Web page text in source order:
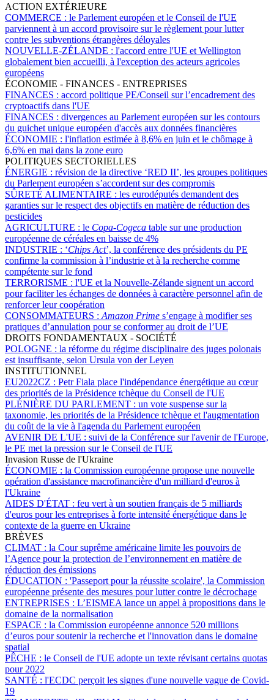
ACTION EXTÉRIEURE
COMMERCE : le Parlement européen et le Conseil de l'UE
parviennent à un accord provisoire sur le règlement pour lutter
contre les subventions étrangères déloyales
NOUVELLE-ZÉLANDE : l'accord entre l'UE et Wellington
globalement bien accueilli, à l'exception des acteurs agricoles
européens
ÉCONOMIE - FINANCES - ENTREPRISES
FINANCES : accord politique PE/Conseil sur l’encadrement des
cryptoactifs dans l'UE
FINANCES : divergences au Parlement européen sur les contours
du guichet unique européen d'accès aux données financières
ÉCONOMIE : l'inflation estimée à 8,6% en juin et le chômage à
6,6% en mai dans la zone euro
POLITIQUES SECTORIELLES
ÉNERGIE : révision de la directive ‘RED II’, les groupes politiques
du Parlement européen s’accordent sur des compromis
SÛRETÉ ALIMENTAIRE : les eurodéputés demandent des
garanties sur le respect des objectifs en matière de réduction des
pesticides
AGRICULTURE : le Copa-Cogeca table sur une production
européenne de céréales en baisse de 4%
INDUSTRIE : ‘Chips Act’, la conférence des présidents du PE
confirme la commission à l’industrie et à la recherche comme
compétente sur le fond
TERRORISME : l'UE et la Nouvelle-Zélande signent un accord
pour faciliter les échanges de données à caractère personnel afin de
renforcer leur coopération
CONSOMMATEURS : Amazon Prime s’engage à modifier ses
pratiques d’annulation pour se conformer au droit de l’UE
DROITS FONDAMENTAUX - SOCIÉTÉ
POLOGNE : la réforme du régime disciplinaire des juges polonais
est insuffisante, selon Ursula von der Leyen
INSTITUTIONNEL
EU2022CZ : Petr Fiala place l'indépendance énergétique au cœur
des priorités de la Présidence tchèque du Conseil de l'UE
PLÉNIÈRE DU PARLEMENT : un vote suspense sur la
taxonomie, les priorités de la Présidence tchèque et l'augmentation
du coût de la vie à l'agenda du Parlement européen
AVENIR DE L'UE : suivi de la Conférence sur l'avenir de l'Europe,
le PE met la pression sur le Conseil de l'UE
Invasion Russe de l'Ukraine
ÉCONOMIE : la Commission européenne propose une nouvelle
opération d'assistance macrofinancière d'un milliard d'euros à
l'Ukraine
AIDES D'ÉTAT : feu vert à un soutien français de 5 milliards
d'euros pour les entreprises à forte intensité énergétique dans le
contexte de la guerre en Ukraine
BRÈVES
CLIMAT : la Cour suprême américaine limite les pouvoirs de
l’Agence pour la protection de l’environnement en matière de
réduction des émissions
ÉDUCATION : 'Passeport pour la réussite scolaire', la Commission
européenne présente des mesures pour lutter contre le décrochage
ENTREPRISES : L’EISMEA lance un appel à propositions dans le
domaine de la normalisation
ESPACE : la Commission européenne annonce 520 millions
d’euros pour soutenir la recherche et l'innovation dans le domaine
spatial
PÊCHE : le Conseil de l'UE adopte un texte révisant certains quotas
pour 2022
SANTÉ : l'ECDC perçoit les signes d'une nouvelle vague de Covid-
19